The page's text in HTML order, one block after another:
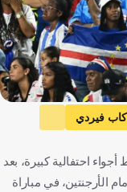
كاب فيردي
احتفالية كبيرة، بعد
المشرف من دور الـ16 لكأس العالم 2026 أمام الأرجنتين، في مباراة